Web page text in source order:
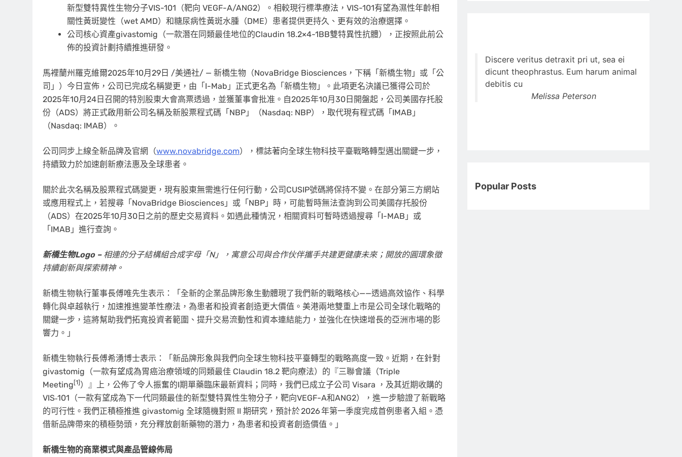
新型雙特異性生物分子VIS-101（靶向 VEGF-A/ANG2）。相較現行標準療法，VIS-101有望為濕性年齡相
關性黃斑變性（wet AMD）和糖尿病性黃斑水腫（DME）患者提供更持久、更有效的治療選擇。
公司核心資產givastomig（一款潛在同類最佳地位的Claudin 18.2×4-1BB雙特異性抗體），正按照此前公
佈的投資計劃持續推進研發。
馬裡蘭州羅克維爾2025年10月29日 /美通社/ — 新橋生物（NovaBridge Biosciences，下稱「新橋生物」或「公
司」）今日宣佈，公司已完成名稱變更，由「I-Mab」正式更名為「新橋生物」。此項更名決議已獲得公司於
2025年10月24日召開的特別股東大會高票透過，並獲董事會批准。自2025年10月30日開盤起，公司美國存托股
份（ADS）將正式啟用新公司名稱及新股票程式碼「NBP」（Nasdaq: NBP），取代現有程式碼「IMAB」
（Nasdaq: IMAB）。
公司同步上線全新品牌及官網（www.novabridge.com），標誌著向全球生物科技平臺戰略轉型邁出關鍵一步，
持續致力於加速創新療法惠及全球患者。
關於此次名稱及股票程式碼變更，現有股東無需進行任何行動，公司CUSIP號碼將保持不變。在部分第三方網站
或應用程式上，若搜尋「NovaBridge Biosciences」或「NBP」時，可能暫時無法查詢到公司美國存托股份
（ADS）在2025年10月30日之前的歷史交易資料。如遇此種情況，相關資料可暫時透過搜尋「I-MAB」或
「IMAB」進行查詢。
新橋生物Logo – 相連的分子結構組合成字母「N」，寓意公司與合作伙伴攜手共建更健康未來；開放的圓環象徵
持續創新與探索精神。
新橋生物執行董事長傅唯先生表示：「全新的企業品牌形象生動體現了我們新的戰略核心——透過高效協作、科學
轉化與卓越執行，加速推進變革性療法，為患者和投資者創造更大價值。美港兩地雙重上市是公司全球化戰略的
關鍵一步，這將幫助我們拓寬投資者範圍、提升交易流動性和資本連結能力，並強化在快速增長的亞洲市場的影
響力。」
新橋生物執行長傅希湧博士表示：「新品牌形象與我們向全球生物科技平臺轉型的戰略高度一致。近期，在針對
givastomig（一款有望成為胃癌治療領域的同類最佳 Claudin 18.2 靶向療法）的『三聯會議（Triple
Meeting [1] ）』上，公佈了令人振奮的I期單藥臨床最新資料；同時，我們已成立子公司 Visara ，及其近期收購的
VIS‑101（一款有望成為下一代同類最佳的新型雙特異性生物分子，靶向VEGF-A和ANG2），進一步驗證了新戰略
的可行性。我們正積極推進 givastomig 全球隨機對照 II 期研究，預計於 2026 年第一季度完成首例患者入組。憑
借新品牌帶來的積極勢頭，充分釋放創新藥物的潛力，為患者和投資者創造價值。」
新橋生物的商業模式與產品管線佈局
Discere veritus detraxit pri ut, sea ei
dicunt theophrastus. Eum harum animal
debitis cu
Melissa Peterson
Popular Posts